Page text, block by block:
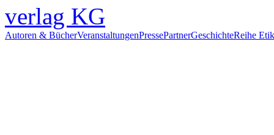
Autoren & BücherVeranstaltungenPressePartnerGeschichteReihe